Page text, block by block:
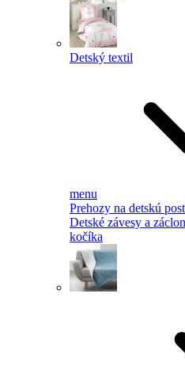
Detský textil
menu
Prehozy na detskú
Detské závesy a
kočíka